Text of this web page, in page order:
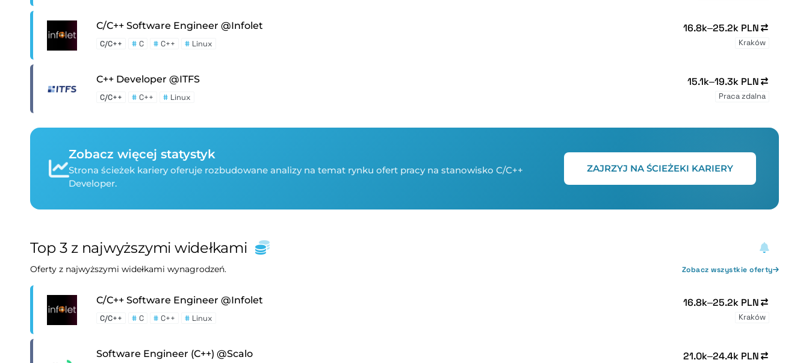
C/C++ Software Engineer @Infolet
C/C++ # C # C++ # Linux
16.8k–25.2k PLN
Kraków
C++ Developer @ITFS
C/C++ # C++ # Linux
15.1k–19.3k PLN
Praca zdalna
Zobacz więcej statystyk
Strona ścieżek kariery oferuje rozbudowane analizy na temat rynku ofert pracy na stanowisko C/C++
Developer.
ZAJRZYJ NA ŚCIEŻEKI KARIERY
Top 3 z najwyższymi widełkami
Oferty z najwyższymi widełkami wynagrodzeń. Zobacz wszystkie oferty
C/C++ Software Engineer @Infolet
C/C++ # C # C++ # Linux
16.8k–25.2k PLN
Kraków
Software Engineer (C++) @Scalo 21.0k–24.4k PLN